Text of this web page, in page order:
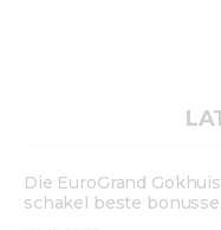
Die EuroGrand
schakel beste